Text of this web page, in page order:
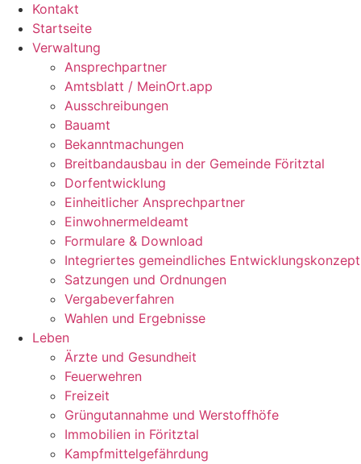
Kontakt
Startseite
Verwaltung
Ansprechpartner
Amtsblatt / MeinOrt.app
Ausschreibungen
Bauamt
Bekanntmachungen
Breitbandausbau in der Gemeinde Föritztal
Dorfentwicklung
Einheitlicher Ansprechpartner
Einwohnermeldeamt
Formulare & Download
Integriertes gemeindliches Entwicklungskonzept
Satzungen und Ordnungen
Vergabeverfahren
Wahlen und Ergebnisse
Leben
Ärzte und Gesundheit
Feuerwehren
Freizeit
Grüngutannahme und Werstoffhöfe
Immobilien in Föritztal
Kampfmittelgefährdung